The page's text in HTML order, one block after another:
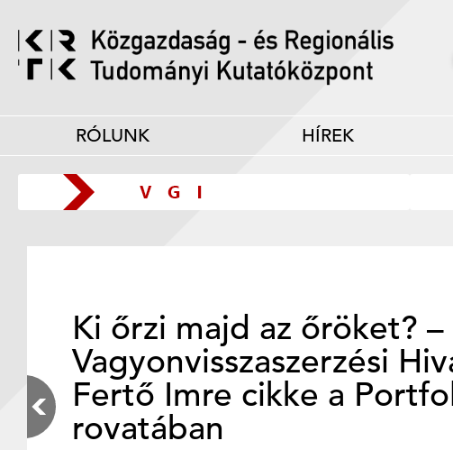
RÓLUNK HÍREK
Ki őrzi majd az őröket?
Vagyonvisszaszerzési
Fertő Imre cikke a
rovatában